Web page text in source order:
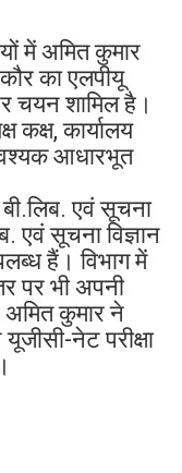
में अमित कुमार
का एलपीयू
चयन शामिल है।
कक्ष, कार्यालय
आधारभूत
बी.लिब. एवं सूचना
एवं सूचना विज्ञान
हैं। विभाग में
पर भी अपनी
अमित कुमार ने
नेट परीक्षा